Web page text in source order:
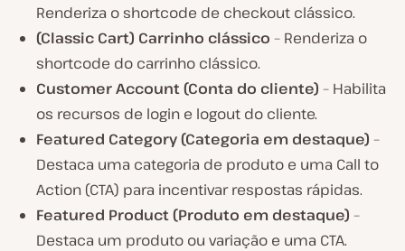
Renderiza o shortcode de checkout clássico.
(Classic Cart) Carrinho clássico – Renderiza o
shortcode do carrinho clássico.
CustomerAccount (Conta do cliente) – Habilita
os recursos de login e logout do cliente.
Featured Category (Categoria em destaque) –
Destaca uma categoria de produto e uma Call to
Action (CTA) para incentivar respostas rápidas.
Featured Product (Produto em destaque) –
Destaca um produto ou variação e uma CTA.